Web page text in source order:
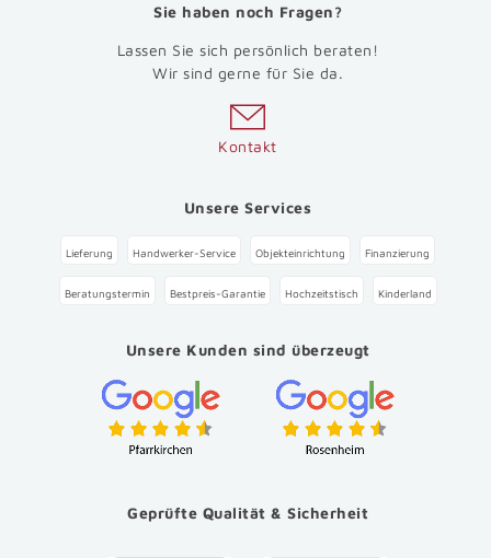
Sie haben noch Fragen?
Lassen Sie sich persönlich beraten!
Wir sind gerne für Sie da.
Kontakt
Unsere Services
Lieferung Handwerker-Service Objekteinrichtung Finanzierung
Beratungstermin Bestpreis-Garantie Hochzeitstisch Kinderland
Unsere Kunden sind überzeugt
Geprüfte Qualität & Sicherheit